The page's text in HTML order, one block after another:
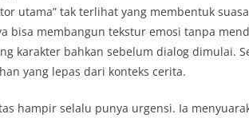
utama” tak terlihat yang membentuk
bisa membangun tekstur emosi tanpa
karakter bahkan sebelum dialog dimulai.
yang lepas dari konteks cerita.
hampir selalu punya urgensi. Ia